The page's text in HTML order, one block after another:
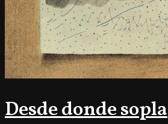
Desde donde sopla